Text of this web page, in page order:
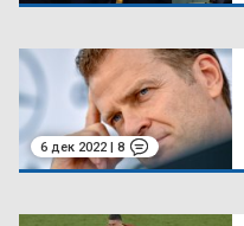
6 дек 2022 | 8